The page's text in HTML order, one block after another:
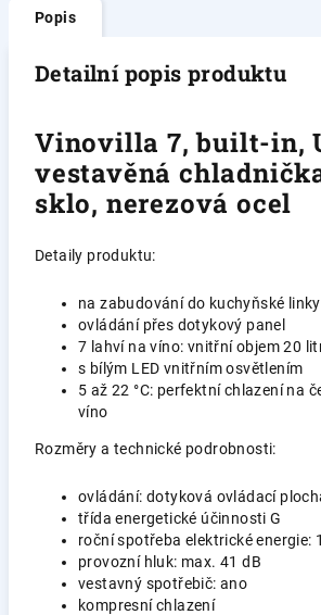
Popis
Detailní popis produktu
Vinovilla 7, built-in,
vestavěná
sklo, nerezová ocel
Detaily produktu:
na zabudování do kuchyňské linky
ovládání přes dotykový panel
7 lahví na víno: vnitřní objem 20
s bílým LED vnitřním osvětlením
5 až 22 °C: perfektní chlazení na
víno
Rozměry a technické podrobnosti:
ovládání: dotyková ovládací
třída energetické účinnosti G
roční spotřeba elektrické energie:
provozní hluk: max. 41 dB
vestavný spotřebič: ano
kompresní chlazení